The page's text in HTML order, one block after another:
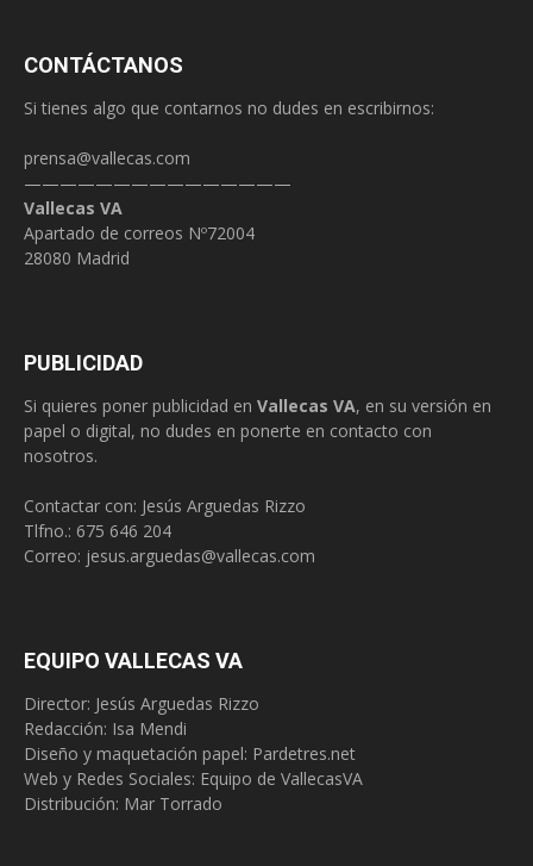
CONTÁCTANOS
Si tienes algo que contarnos no dudes en escribirnos:
prensa@vallecas.com
———————————————
Vallecas VA
Apartado de correos Nº72004
28080 Madrid
PUBLICIDAD
Si quieres poner publicidad en Vallecas VA, en su versión en
papel o digital, no dudes en ponerte en contacto con
nosotros.
Contactar con: Jesús Arguedas Rizzo
Tlfno.: 675 646 204
Correo: jesus.arguedas@vallecas.com
EQUIPO VALLECAS VA
Director: Jesús Arguedas Rizzo
Redacción: Isa Mendi
Diseño y maquetación papel: Pardetres.net
Web y Redes Sociales: Equipo de VallecasVA
Distribución: Mar Torrado